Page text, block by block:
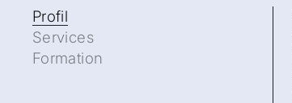
Profil
Services
Formation